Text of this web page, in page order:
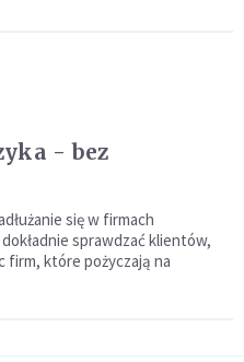
- bez
się w firmach
sprawdzać klientów,
firm, które pożyczają na